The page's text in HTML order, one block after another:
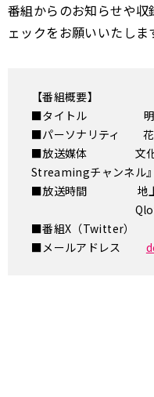
番組からのお知らせや
ェックをお願いいたしま
【番組概要】
■タイトル 明治
■パーソナリティ 花
■放送媒体 文化放送
Streamingチャンネル』
■放送時間 地上波
QloveR・・・
■番組X（Twitter
■メールアドレス